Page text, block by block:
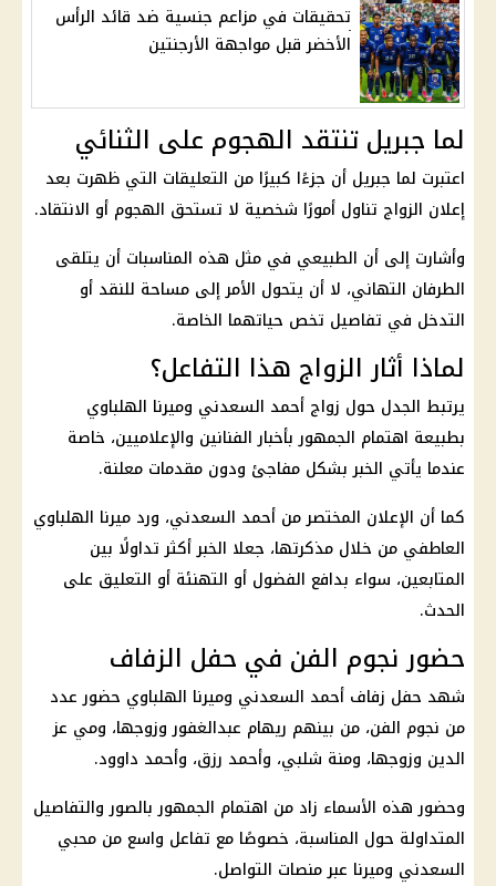
تحقيقات في مزاعم جنسية ضد قائد الرأس
الأخضر قبل مواجهة الأرجنتين
لما جبريل تنتقد الهجوم على الثنائي
اعتبرت لما جبريل أن جزءًا كبيرًا من التعليقات التي ظهرت بعد
إعلان الزواج تناول أمورًا شخصية لا تستحق الهجوم أو الانتقاد.
وأشارت إلى أن الطبيعي في مثل هذه المناسبات أن يتلقى
الطرفان التهاني، لا أن يتحول الأمر إلى مساحة للنقد أو
التدخل في تفاصيل تخص حياتهما الخاصة.
لماذا أثار الزواج هذا التفاعل؟
يرتبط الجدل حول زواج أحمد السعدني وميرنا الهلباوي
بطبيعة اهتمام الجمهور بأخبار الفنانين والإعلاميين، خاصة
عندما يأتي الخبر بشكل مفاجئ ودون مقدمات معلنة.
كما أن الإعلان المختصر من أحمد السعدني، ورد ميرنا الهلباوي
العاطفي من خلال مذكرتها، جعلا الخبر أكثر تداولًا بين
المتابعين، سواء بدافع الفضول أو التهنئة أو التعليق على
الحدث.
حضور نجوم الفن في حفل الزفاف
شهد حفل زفاف أحمد السعدني وميرنا الهلباوي حضور عدد
من نجوم الفن، من بينهم ريهام عبدالغفور وزوجها، ومي عز
الدين وزوجها، ومنة شلبي، وأحمد رزق، وأحمد داوود.
وحضور هذه الأسماء زاد من اهتمام الجمهور بالصور والتفاصيل
المتداولة حول المناسبة، خصوصًا مع تفاعل واسع من محبي
السعدني وميرنا عبر منصات التواصل.